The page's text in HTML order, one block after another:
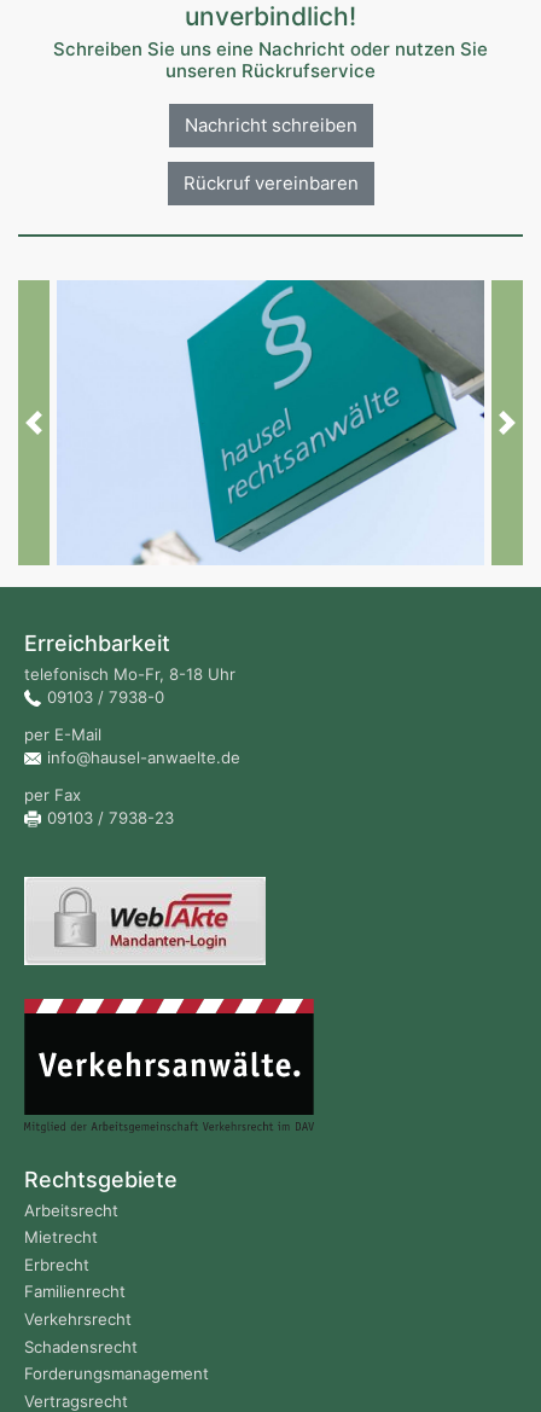
unverbindlich!
Schreiben Sie uns eine Nachricht oder nutzen Sie
unseren Rückrufservice
Nachricht schreiben
Rückruf vereinbaren
Previous Next
Erreichbarkeit
telefonisch Mo-Fr, 8-18 Uhr
09103 / 7938-0
per E-Mail
info@hausel-anwaelte.de
per Fax
09103 / 7938-23
Rechtsgebiete
Arbeitsrecht
Mietrecht
Erbrecht
Familienrecht
Verkehrsrecht
Schadensrecht
Forderungs­management
Vertragsrecht